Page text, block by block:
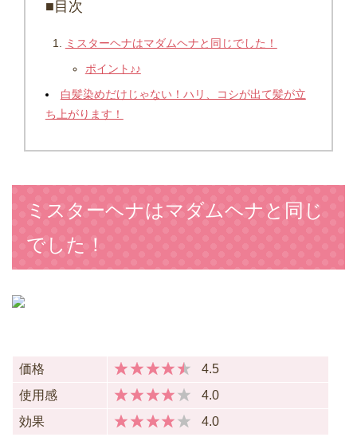
■目次
ミスターヘナはマダムヘナと同じでした！
ポイント♪♪
白髪染めだけじゃない！ハリ、コシが出て髪が立
ち上がります！
ミスターヘナはマダムヘナと同じ
でした！
価格
4.5
使用感
4.0
効果
4.0